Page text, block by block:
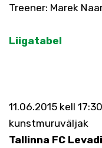
Treener: Marek
Liigatabel
11.06.2015 kell
kunstmuruväljak
Tallinna FC